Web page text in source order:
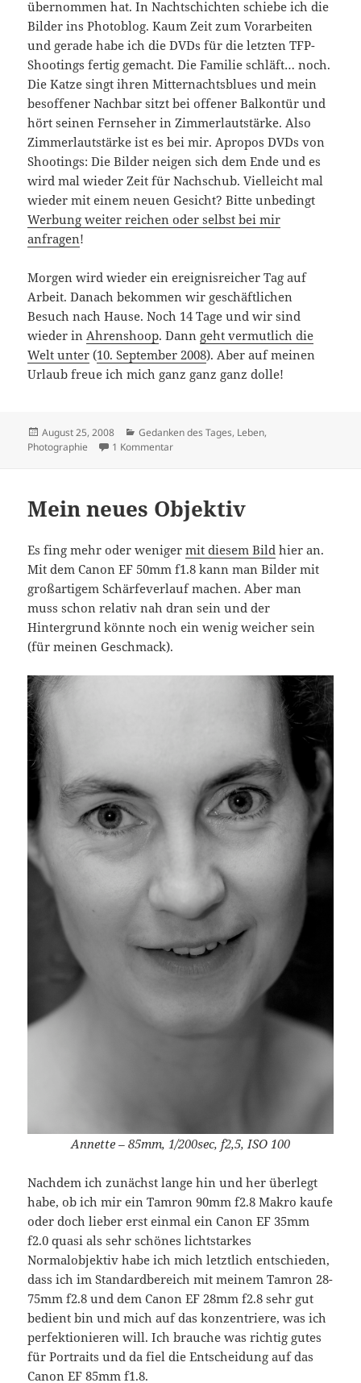
übernommen hat. In Nachtschichten schiebe ich die
Bilder ins Photoblog. Kaum Zeit zum Vorarbeiten
und gerade habe ich die DVDs für die letzten TFP-
Shootings fertig gemacht. Die Familie schläft… noch.
Die Katze singt ihren Mitternachtsblues und mein
besoffener Nachbar sitzt bei offener Balkontür und
hört seinen Fernseher in Zimmerlautstärke. Also
Zimmerlautstärke ist es bei mir. Apropos DVDs von
Shootings: Die Bilder neigen sich dem Ende und es
wird mal wieder Zeit für Nachschub. Vielleicht mal
wieder mit einem neuen Gesicht? Bitte unbedingt
Werbung weiter reichen oder selbst bei mir
anfragen!
Morgen wird wieder ein ereignisreicher Tag auf
Arbeit. Danach bekommen wir geschäftlichen
Besuch nach Hause. Noch 14 Tage und wir sind
wieder inAhrenshoop. Dann geht vermutlich die
Welt unter (10. September 2008). Aber auf meinen
Urlaub freue ich mich ganz ganz ganz dolle!
Veröffentlicht
am
August 25, 2008 Kategorien
Gedanken des Tages, Leben,
Photographie
1 Kommentarzu Wo bleibt die Zeit?
Mein neues Objektiv
Es fing mehr oder wenigermit diesem Bild hier an.
Mit dem Canon EF 50mm f1.8 kann man Bilder mit
großartigem Schärfeverlauf machen. Aber man
muss schon relativ nah dran sein und der
Hintergrund könnte noch ein wenig weicher sein
(für meinen Geschmack).
Annette – 85mm, 1/200sec, f2,5, ISO 100
Nachdem ich zunächst lange hin und her überlegt
habe, ob ich mir ein Tamron 90mm f2.8 Makro kaufe
oder doch lieber erst einmal ein Canon EF 35mm
f2.0 quasi als sehr schönes lichtstarkes
Normalobjektiv habe ich mich letztlich entschieden,
dass ich im Standardbereich mit meinem Tamron 28-
75mm f2.8 und dem Canon EF 28mm f2.8 sehr gut
bedient bin und mich auf das konzentriere, was ich
perfektionieren will. Ich brauche was richtig gutes
für Portraits und da fiel die Entscheidung auf das
Canon EF 85mm f1.8.